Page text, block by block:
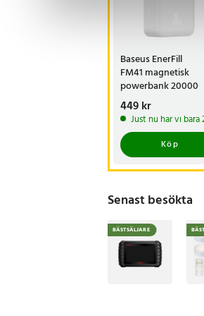
Baseus EnerFill
FM41 magnetisk
powerbank 20000
mAh 20 W - Vit
Pris: 449 kr
449 kr
Just nu har vi
Köp
Senast besökta
BÄSTSÄLJARE